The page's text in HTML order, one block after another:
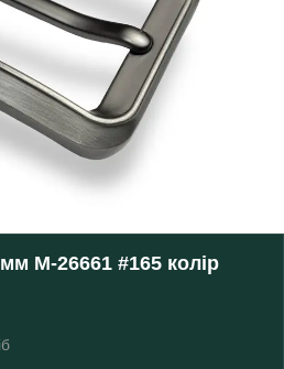
М-26661 #165 колір